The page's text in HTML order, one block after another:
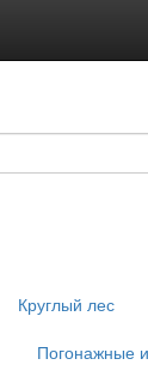
Круглый лес
Погонажные